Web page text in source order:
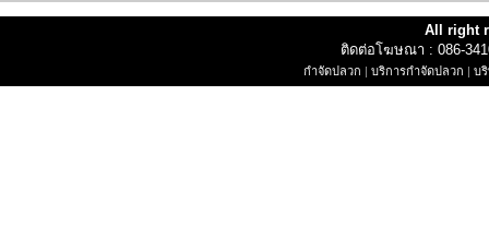
All right
ติดต่อโฆษณา : 086-
กำจัดปลวก | บริการกำจัดปลวก | บ